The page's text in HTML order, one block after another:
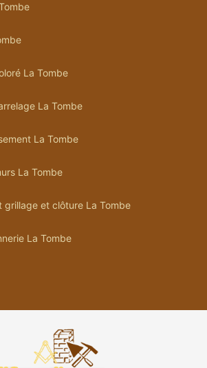
La Tombe
La Tombe
La Tombe
La Tombe
grillage et clôture La Tombe
La Tombe